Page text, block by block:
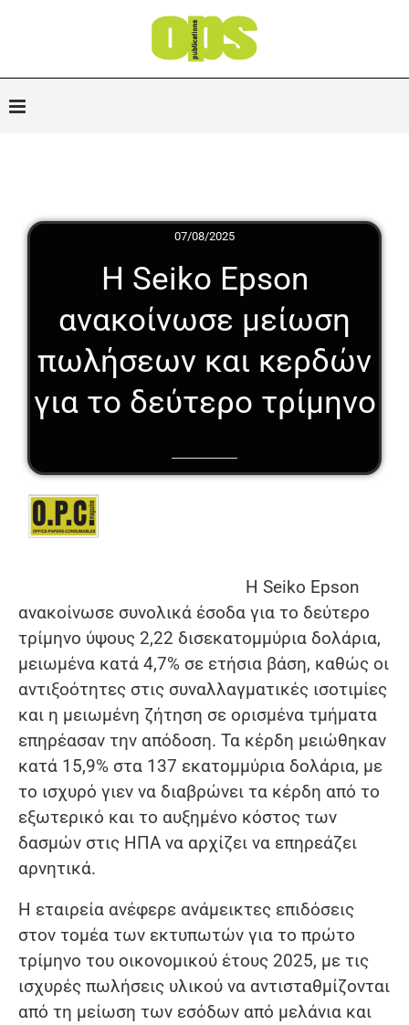
07/08/2025
Η Seiko Epson
ανακοίνωσε μείωση
πωλήσεων και κερδών
για το δεύτερο τρίμηνο
Η Seiko Epson
ανακοίνωσε συνολικά έσοδα για το δεύτερο
τρίμηνο ύψους 2,22 δισεκατομμύρια δολάρια,
μειωμένα κατά 4,7% σε ετήσια βάση, καθώς οι
αντιξοότητες στις συναλλαγματικές ισοτιμίες
και η μειωμένη ζήτηση σε ορισμένα τμήματα
επηρέασαν την απόδοση. Τα κέρδη μειώθηκαν
κατά 15,9% στα 137 εκατομμύρια δολάρια, με
το ισχυρό γιεν να διαβρώνει τα κέρδη από το
εξωτερικό και το αυξημένο κόστος των
δασμών στις ΗΠΑ να αρχίζει να επηρεάζει
αρνητικά.
Η εταιρεία ανέφερε ανάμεικτες επιδόσεις
στον τομέα των εκτυπωτών για το πρώτο
τρίμηνο του οικονομικού έτους 2025, με τις
ισχυρές πωλήσεις υλικού να αντισταθμίζονται
από τη μείωση των εσόδων από μελάνια και